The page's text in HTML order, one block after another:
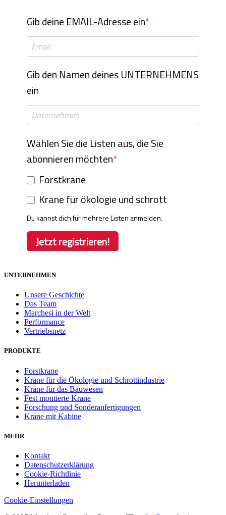
UNTERNEHMEN
Unsere Geschichte
Das Team
Marchesi in der Welt
Performance
Vertriebsnetz
PRODUKTE
Forstkrane
Krane für die Ökologie und Schrottindustrie
Krane für das Bauwesen
Fest montierte Krane
Forschung und Sonderanfertigungen
Krane mit Kabine
MEHR
Kontakt
Datenschutzerklärung
Cookie-Richtlinie
Herunterladen
Cookie-Einstellungen